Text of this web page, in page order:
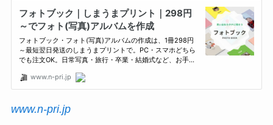
www.n-pri.jp